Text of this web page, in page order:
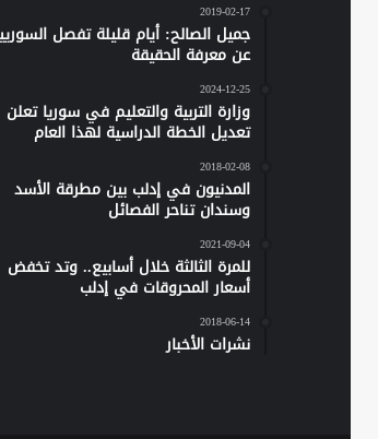
2019-02-17
جميل الصالح: أيام قليلة تفصل
عن معرفة الحقيقة
2024-12-25
وزارة التربية والتعليم في سوريا تعلن
تعديل الخطة الدراسية لهذا العام
2018-02-08
المدنيون في إدلب بين مطرقة الأسد
وسندان تناحر الفصائل
2021-09-04
للمرة الثالثة خلال أسابيع.. وتد تخفض
أسعار المحروقات في إدلب
2018-06-14
نشرات الأخبار